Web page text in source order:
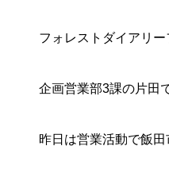
フォレストダイアリー
企画営業部3課の片田
昨日は営業活動で飯